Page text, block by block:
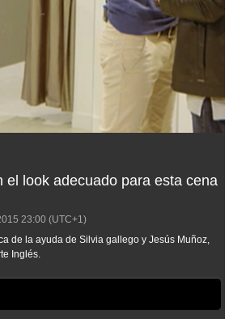
el look adecuado para esta cena
23:00 (UTC+1)
de la ayuda de Silvia gallego y Jesús Muñoz,
Inglés.